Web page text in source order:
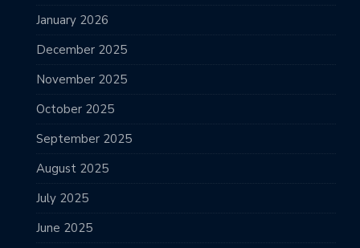
January 2026
December 2025
November 2025
October 2025
September 2025
August 2025
July 2025
June 2025